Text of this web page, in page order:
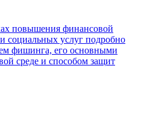
повышения финансовой
социальных услуг подробно
фишинга, его основными
среде и способом защит